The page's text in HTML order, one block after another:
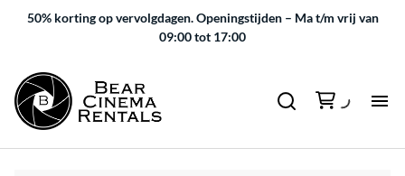
50% korting op vervolgdagen. Openingstijden – Ma t/m vrij van
09:00 tot 17:00